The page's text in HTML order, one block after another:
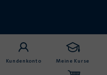
Kundenkonto Meine Kurse